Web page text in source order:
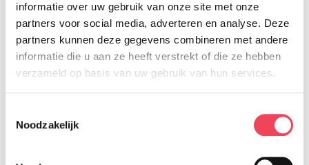
informatie over uw gebruik van onze site met onze
partners voor social media, adverteren en analyse. Deze
partners kunnen deze gegevens combineren met andere
informatie die u aan ze heeft verstrekt of die ze hebben
verzameld op basis van uw gebruik van hun services.
Noodzakelijk
Wat organiseert Vereniging OOG in OOG?